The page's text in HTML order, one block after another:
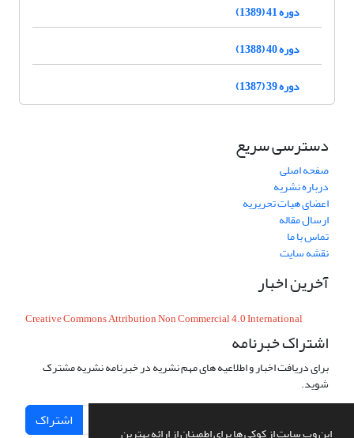
این وب سایت از کوکی ها برای اطمینان از ارائه بهترین
دوره 41 (1389)
دوره 40 (1388)
دوره 39 (1387)
دسترسی سریع
صفحه اصلی
درباره نشریه
اعضای هیات تحریریه
ارسال مقاله
تماس با ما
نقشه سایت
آخرین اخبار
Creative Commons Attribution Non Commercial 4.0 International
اشتراک خبرنامه
برای دریافت اخبار و اطلاعیه های مهم نشریه در خبرنامه نشریه مشترک
شوید.
اشتراک